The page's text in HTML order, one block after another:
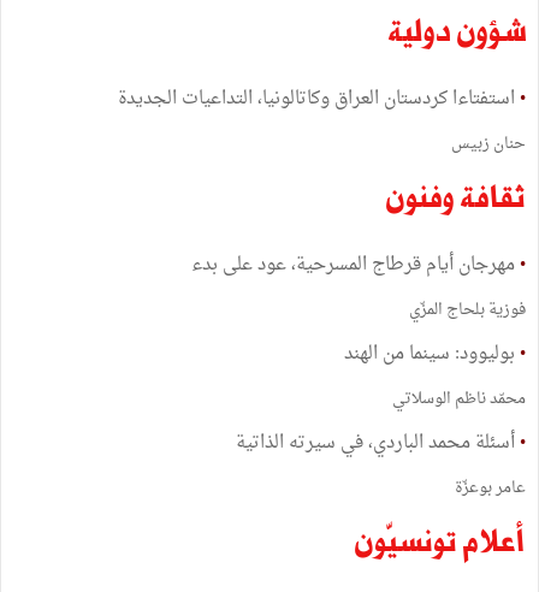
شؤون دولية
• استفتاءا كردستان العراق وكاتالونيا، التداعيات الجديدة
حنان زبيس
ثقافة وفنون
•مهرجان أيام قرطاج المسرحية، عود على بدء
فوزية بلحاج المزّي
• بوليوود: سينما من الهند
محمّد ناظم الوسلاتي
•أسئلة محمد الباردي، في سيرته الذاتية
عامر بوعزّة
أعلام تونسيّون